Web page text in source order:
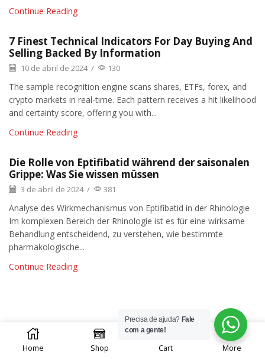
Continue Reading
7 Finest Technical Indicators For Day Buying And
Selling Backed By Information
10 de abril de 2024 / 130
The sample recognition engine scans shares, ETFs, forex, and
crypto markets in real-time. Each pattern receives a hit likelihood
and certainty score, offering you with...
Continue Reading
Die Rolle von Eptifibatid während der saisonalen
Grippe: Was Sie wissen müssen
3 de abril de 2024 / 381
Analyse des Wirkmechanismus von Eptifibatid in der Rhinologie
Im komplexen Bereich der Rhinologie ist es für eine wirksame
Behandlung entscheidend, zu verstehen, wie bestimmte
pharmakologische...
Continue Reading
Home Shop Cart More
Precisa de ajuda? Fale
com a gente!